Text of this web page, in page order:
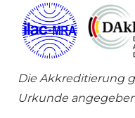
Die Akkreditierung
Urkunde